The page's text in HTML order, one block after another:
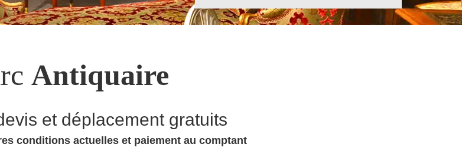
Antiquaire
et déplacement gratuits
conditions actuelles et paiement au comptant